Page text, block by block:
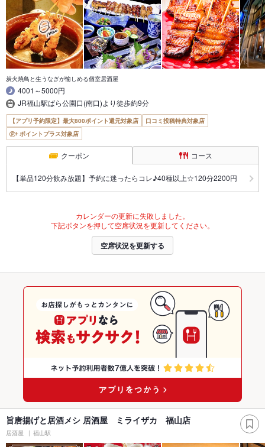
炭火焼鳥と生うなぎが愉しめる個室居酒屋
4001～5000円
JR福山駅ばら公園口(南口)より徒歩約9分
【アプリ予約限定】最大800ポイント還元対象店
口コミ投稿特典対象店
ポイントプラス対象店
クーポン コース
【単品120分飲み放題】予約に迷ったらコレ♪40種以上☆120分2200円
カレンダーの更新に失敗しました。
下記ボタンを押して空席状況を更新してください。
空席状況を更新する
旨唐揚げと居酒メシ 居酒屋 ミライザカ 福山店
居酒屋 福山駅